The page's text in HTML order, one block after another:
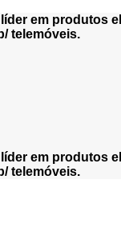
em produtos
telemóveis.
em produtos
telemóveis.